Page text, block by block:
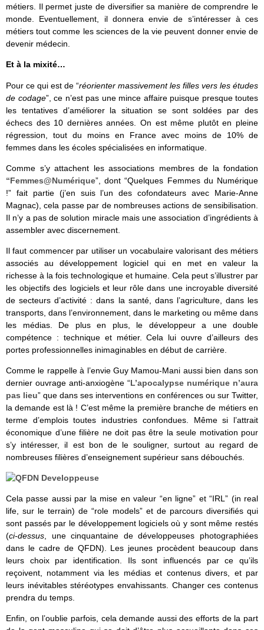
métiers. Il permet juste de diversifier sa manière de comprendre le
monde. Eventuellement, il donnera envie de s’intéresser à ces
métiers tout comme les sciences de la vie peuvent donner envie de
devenir médecin.
Et à la mixité…
Pour ce qui est de “réorienter massivement les filles vers les études
de codage”, ce n’est pas une mince affaire puisque presque toutes
les tentatives d’améliorer la situation se sont soldées par des
échecs des 10 dernières années. On est même plutôt en pleine
régression, tout du moins en France avec moins de 10% de
femmes dans les écoles spécialisées en informatique.
Comme s’y attachent les associations membres de la fondation
“Femmes@Numérique”, dont “Quelques Femmes du Numérique
!” fait partie (j’en suis l’un des cofondateurs avec Marie-Anne
Magnac), cela passe par de nombreuses actions de sensibilisation.
Il n’y a pas de solution miracle mais une association d’ingrédients à
assembler avec discernement.
Il faut commencer par utiliser un vocabulaire valorisant des métiers
associés au développement logiciel qui en met en valeur la
richesse à la fois technologique et humaine. Cela peut s’illustrer par
les objectifs des logiciels et leur rôle dans une incroyable diversité
de secteurs d’activité : dans la santé, dans l’agriculture, dans les
transports, dans l’environnement, dans le marketing ou même dans
les médias. De plus en plus, le développeur a une double
compétence : technique et métier. Cela lui ouvre d’ailleurs des
portes professionnelles inimaginables en début de carrière.
Comme le rappelle à l’envie Guy Mamou-Mani aussi bien dans son
dernier ouvrage anti-anxiogène “L’apocalypse numérique n’aura
pas lieu” que dans ses interventions en conférences ou sur Twitter,
la demande est là ! C’est même la première branche de métiers en
terme d’emplois toutes industries confondues. Même si l’attrait
économique d’une filière ne doit pas être la seule motivation pour
s’y intéresser, il est bon de le souligner, surtout au regard de
nombreuses filières d’enseignement supérieur sans débouchés.
Cela passe aussi par la mise en valeur “en ligne” et “IRL” (in real
life, sur le terrain) de “role models” et de parcours diversifiés qui
sont passés par le développement logiciels où y sont même restés
(ci-dessus , une cinquantaine de développeuses photographiées
dans le cadre de QFDN). Les jeunes procèdent beaucoup dans
leurs choix par identification. Ils sont influencés par ce qu’ils
reçoivent, notamment via les médias et contenus divers, et par
leurs inévitables stéréotypes envahissants. Changer ces contenus
prendra du temps.
Enfin, on l’oublie parfois, cela demande aussi des efforts de la part